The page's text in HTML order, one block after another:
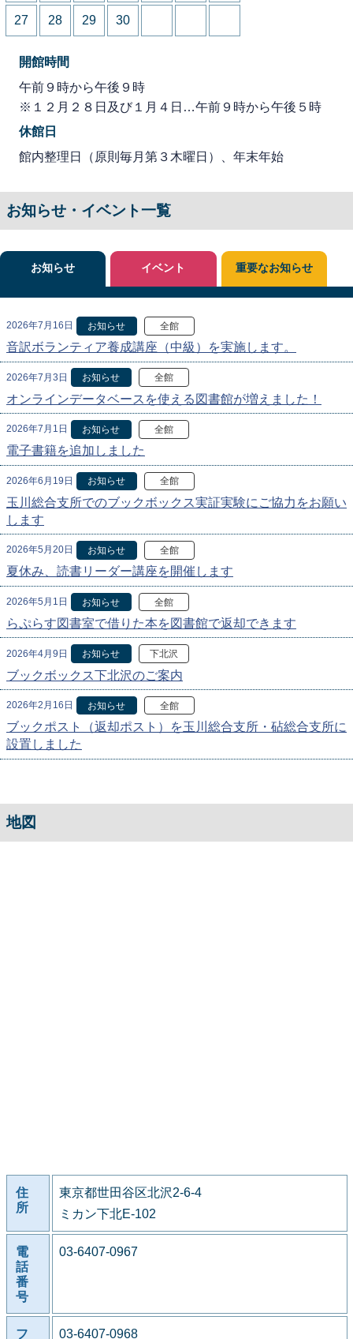
27 28 29 30
開館時間
午前９時から午後９時
※１２月２８日及び１月４日…午前９時から午後５時
休館日
館内整理日（原則毎月第３木曜日）、年末年始
お知らせ・イベント一覧
お知らせ
2026年7月16日 お知らせ 全館
音訳ボランティア養成講座（中級）を実施します。
2026年7月3日 お知らせ 全館
オンラインデータベースを使える図書館が増えました！
2026年7月1日 お知らせ 全館
電子書籍を追加しました
2026年6月19日 お知らせ 全館
玉川総合支所でのブックボックス実証実験にご協力をお願い
します
2026年5月20日 お知らせ 全館
夏休み、読書リーダー講座を開催します
2026年5月1日 お知らせ 全館
らぷらす図書室で借りた本を図書館で返却できます
2026年4月9日 お知らせ 下北沢
ブックボックス下北沢のご案内
2026年2月16日 お知らせ 全館
ブックポスト（返却ポスト）を玉川総合支所・砧総合支所に
設置しました
イベント 重要なお知らせ
地図
住
所
東京都世田谷区北沢2-6-4
ミカン下北E-102
電
話
番
号
03-6407-0967
フ 03-6407-0968